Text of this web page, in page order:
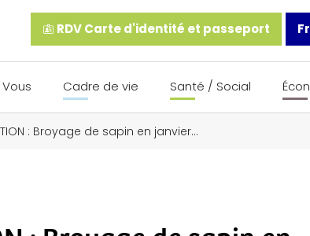
RDV Carte d'identité et passeport
Cadre de vie Santé / Social
: Broyage de sapin en janvier…